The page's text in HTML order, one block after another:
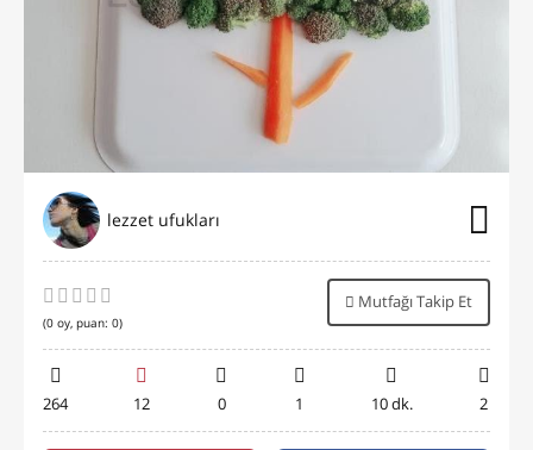
lezzet ufukları
(0 oy, puan: 0)
Mutfağı Takip Et
264 12 0 1 10 dk. 2